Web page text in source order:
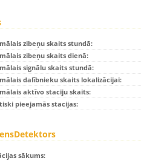
zibeņu skaits stundā:
zibeņu skaits dienā:
signālu skaits stundā:
dalībnieku skaits lokalizācijai:
aktīvo staciju skaits:
pieejamās stacijas:
sākums: